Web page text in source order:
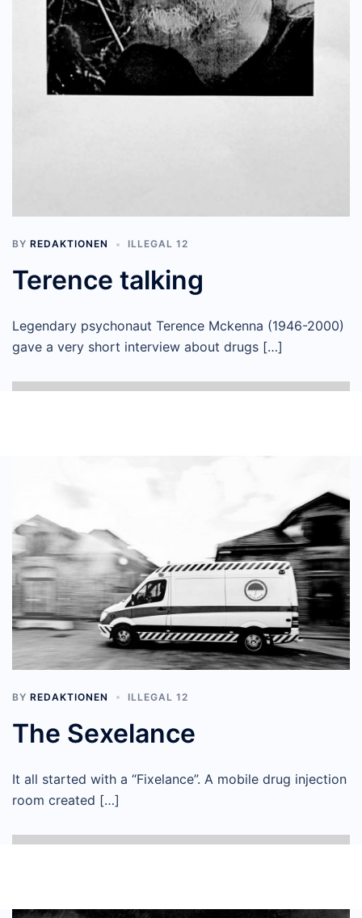
BY REDAKTIONEN ILLEGAL 12
Terence talking
Legendary psychonaut Terence Mckenna (1946-2000)
gave a very short interview about drugs […]
BY REDAKTIONEN ILLEGAL 12
The Sexelance
It all started with a “Fixelance”. A mobile drug injection
room created […]